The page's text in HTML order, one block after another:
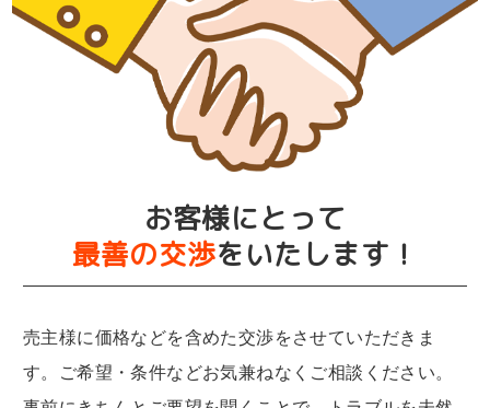
お客様にとって
最善の交渉をいたします！
売主様に価格などを含めた交渉をさせていただきま
す。ご希望・条件などお気兼ねなくご相談ください。